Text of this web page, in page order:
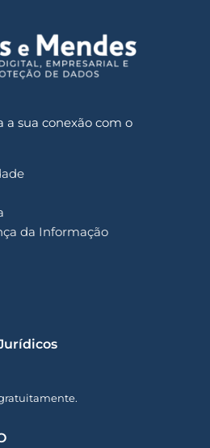
a sua conexão com o
da Informação